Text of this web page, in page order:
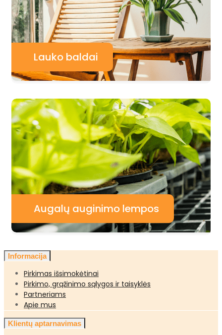
Lauko baldai
Augalų auginimo lempos
Informacija
Pirkimas išsimokėtinai
Pirkimo, grąžinimo sąlygos ir taisyklės
Partneriams
Apie mus
Klientų aptarnavimas